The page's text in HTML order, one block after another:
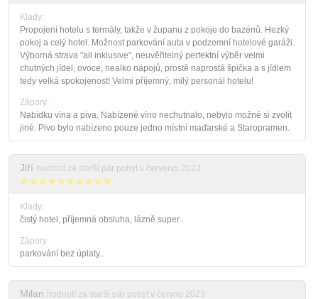
Klady:
Propojení hotelu s termály, takže v županu z pokoje do bazénů. Hezký
pokoj a celý hotel. Možnost parkování auta v podzemní hotelové garáži.
Výborná strava "all inklusive", neuvěřitelný perfektní výběr velmi
chutných jídel, ovoce, nealko nápojů, prostě naprostá špička a s jídlem
tedy velká spokojenost! Velmi příjemný, milý personál hotelu!
Zápory:
Nabídku vína a piva. Nabízené víno nechutnalo, nebylo možné si zvolit
jiné. Pivo bylo nabízeno pouze jedno místní maďarské a Staropramen.
Jiří hodnotí za starší pár pobyt v červenci 2023
★★★★★★★★★★
Klady:
čistý hotel, příjemná obsluha, lázně super..
Zápory:
parkování bez úplaty..
Milan hodnotí za starší pár pobyt v červnu 2023